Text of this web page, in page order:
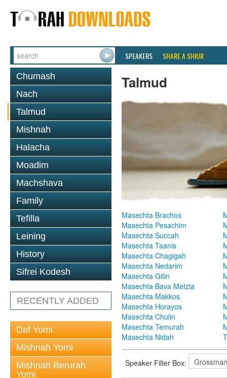
SPEAKERS SHARE A SHIUR
Chumash
Nach
Talmud
Mishnah
Halacha
Moadim
Machshava
Family
Tefilla
Leining
History
Sifrei Kodesh
RECENTLY ADDED
Daf Yomi
Mishnah Yomi
Mishnah Berurah
Yomi
Talmud
Masechta Brachos
Masechta Pesachim
Masechta Succah
Masechta Taanis
Masechta Chagigah
Masechta Nedarim
Masechta Gitin
Masechta Bava Metzia
Masechta Makkos
Masechta Horayos
Masechta Chulin
Masechta Temurah
Masechta Nidah
Speaker Filter Box: